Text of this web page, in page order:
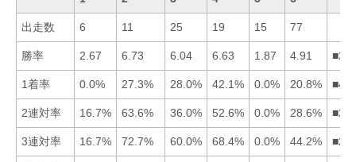
出走数 6 11 25 19 15 77
勝率 2.67 6.73 6.04 6.63 1.87 4.91
1着率 0.0% 27.3% 28.0% 42.1% 0.0% 20.8%
2連対率 16.7% 63.6% 36.0% 52.6% 0.0% 28.6%
3連対率 16.7% 72.7% 60.0% 68.4% 0.0% 44.2%